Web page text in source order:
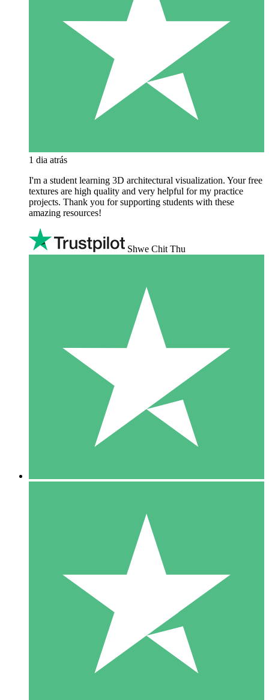
1 dia atrás
I'm a student learning 3D architectural visualization. Your free
textures are high quality and very helpful for my practice
projects. Thank you for supporting students with these
amazing resources!
Shwe Chit Thu